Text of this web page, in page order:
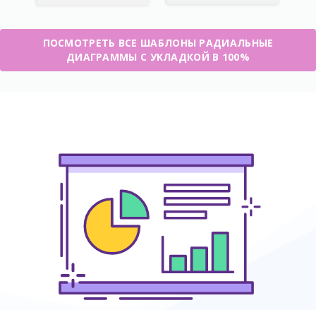
ПОСМОТРЕТЬ ВСЕ ШАБЛОНЫ РАДИАЛЬНЫЕ
ДИАГРАММЫ С УКЛАДКОЙ В 100%